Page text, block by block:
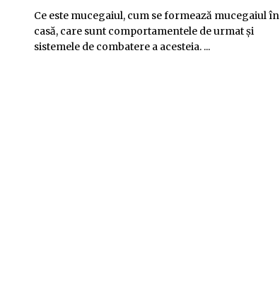
Ce este mucegaiul, cum se formează mucegaiul în
casă, care sunt comportamentele de urmat și
sistemele de combatere a acesteia. ...